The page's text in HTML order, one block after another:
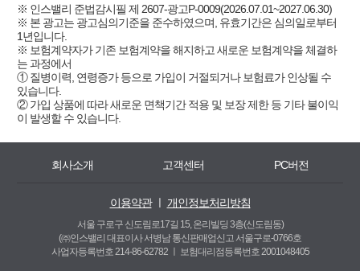
※ 인스밸리 준법감시필 제 2607-광고P-0009(2026.07.01~2027.06.30)
※ 본 광고는 광고심의기준을 준수하였으며, 유효기간은 심의일로부터
1년입니다.
※ 보험계약자가 기존 보험계약을 해지하고 새로운 보험계약을 체결하
는 과정에서
① 질병이력, 연령증가 등으로 가입이 거절되거나 보험료가 인상될 수
있습니다.
② 가입 상품에 따라 새로운 면책기간 적용 및 보장 제한 등 기타 불이익
이 발생할 수 있습니다.
회사소개 고객센터 PC버전
이용약관ㅣ 개인정보처리방침
서울 구로구 신도림로17길 15, 온리빌딩 3층(신도림동)
(㈜인스밸리 대표이사 서병남 통신판매업신고 서울구로-0766호
사업자등록번호 214-86-62782 ㅣ 보험대리점등록번호 2001048405